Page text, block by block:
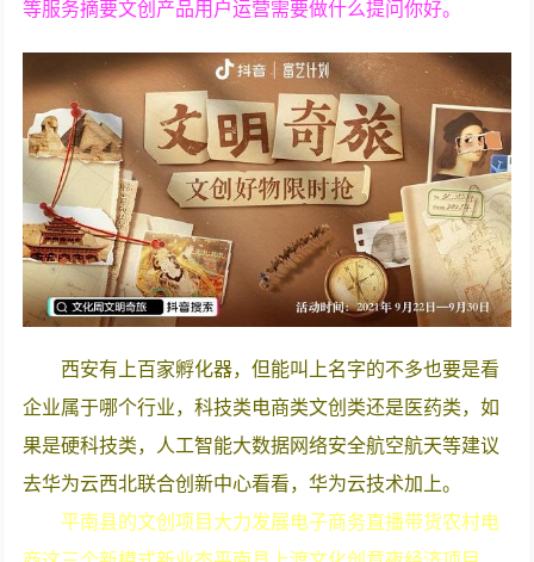
等服务摘要文创产品用户运营需要做什么提问你好。
西安有上百家孵化器，但能叫上名字的不多也要是看
企业属于哪个行业，科技类电商类文创类还是医药类，如
果是硬科技类，人工智能大数据网络安全航空航天等建议
去华为云西北联合创新中心看看，华为云技术加上。
平南县的文创项目大力发展电子商务直播带货农村电